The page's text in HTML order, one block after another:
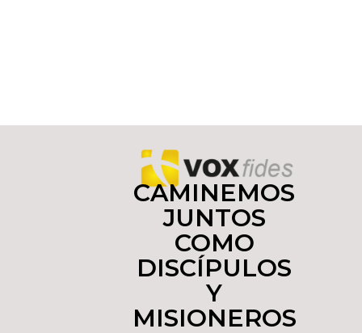
CAMINEMOS
JUNTOS
COMO
DISCÍPULOS
Y
MISIONEROS